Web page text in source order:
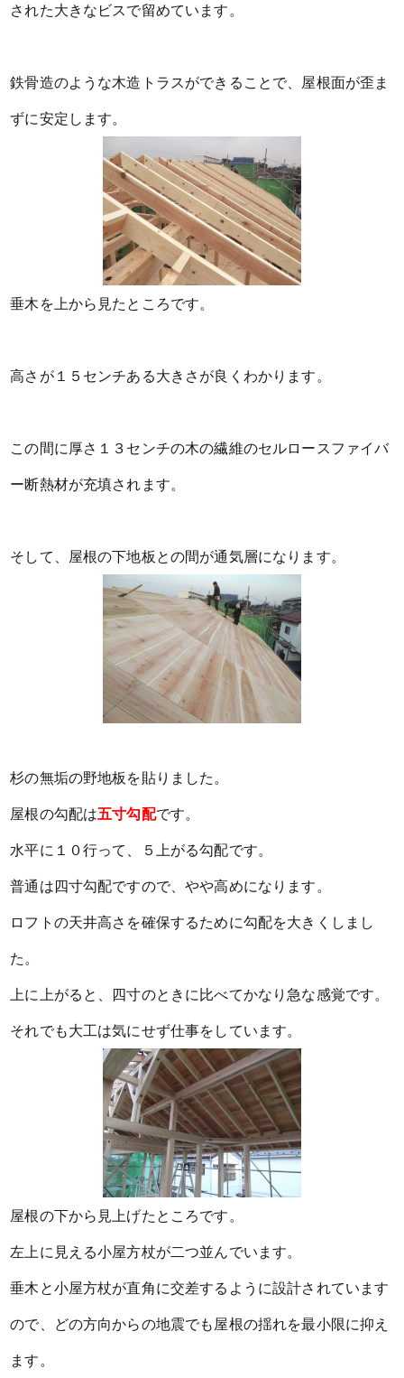
された大きなビスで留めています。
鉄骨造のような木造トラスができることで、屋根面が歪ま
ずに安定します。
垂木を上から見たところです。
高さが１５センチある大きさが良くわかります。
この間に厚さ１３センチの木の繊維のセルロースファイバ
ー断熱材が充填されます。
そして、屋根の下地板との間が通気層になります。
杉の無垢の野地板を貼りました。
屋根の勾配は五寸勾配です。
水平に１０行って、５上がる勾配です。
普通は四寸勾配ですので、やや高めになります。
ロフトの天井高さを確保するために勾配を大きくしまし
た。
上に上がると、四寸のときに比べてかなり急な感覚です。
それでも大工は気にせず仕事をしています。
屋根の下から見上げたところです。
左上に見える小屋方杖が二つ並んでいます。
垂木と小屋方杖が直角に交差するように設計されています
ので、どの方向からの地震でも屋根の揺れを最小限に抑え
ます。